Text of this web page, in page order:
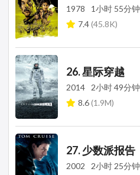
1978
1小时 55分钟
7.4(45.8K)
26. 星际穿越
2014 2小时 49分钟
8.6(1.9M)
27. 少数派报告
2002 2小时 25分钟